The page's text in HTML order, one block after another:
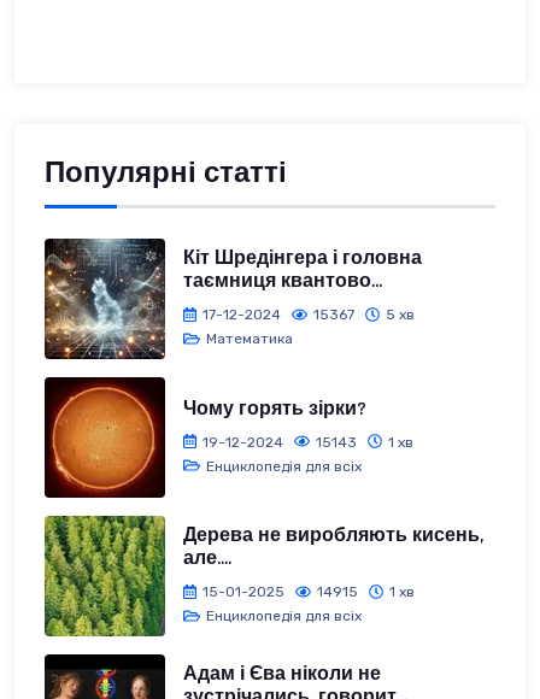
Популярні статті
Кіт Шредінгера і головна
таємниця квантово...
17-12-2024 15367
5 хв
Математика
Чому горять зірки?
19-12-2024 15143
1 хв
Енциклопедія для всіх
Дерева не виробляють кисень,
але....
15-01-2025 14915
1 хв
Енциклопедія для всіх
Адам і Єва ніколи не